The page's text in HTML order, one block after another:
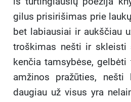
gilus prisirišimas prie
bet labiausiai ir aukščiau
troškimas nešti ir skleisti
kenčia tamsybėse,
amžinos pražūties,
daugiau už visus yra